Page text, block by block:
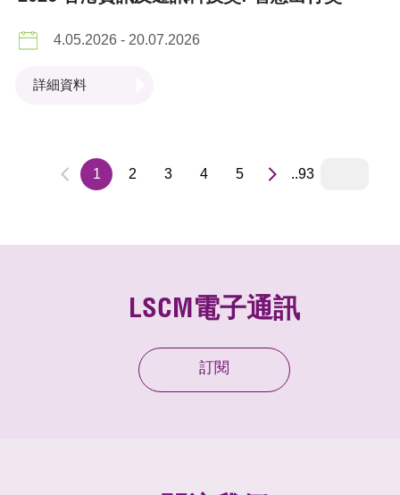
4.05.2026 - 20.07.2026
詳細資料
1 2 3 4 5 ..93
LSCM電子通訊
訂閱